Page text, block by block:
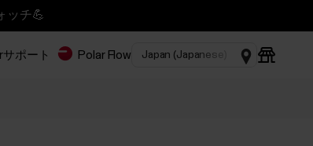
ッチ💪
サポート Polar Flow